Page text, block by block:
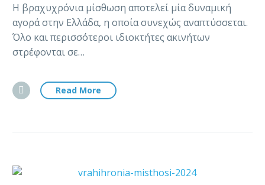
Η βραχυχρόνια μίσθωση αποτελεί μία δυναμική
αγορά στην Ελλάδα, η οποία συνεχώς αναπτύσσεται.
Όλο και περισσότεροι ιδιοκτήτες ακινήτων
στρέφονται σε…
Read More